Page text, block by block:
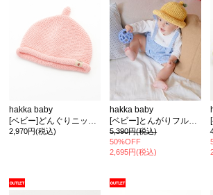
hakka baby
[ベビー]どんぐりニット帽
2,970円(税込)
hakka baby
[ベビー]とんがりフルーツハット
5,390円(税込)
50%OFF
2,695円(税込)